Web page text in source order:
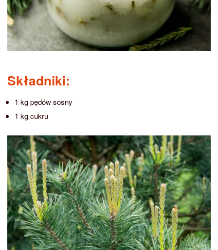
Składniki:
1 kg pędów sosny
1 kg cukru